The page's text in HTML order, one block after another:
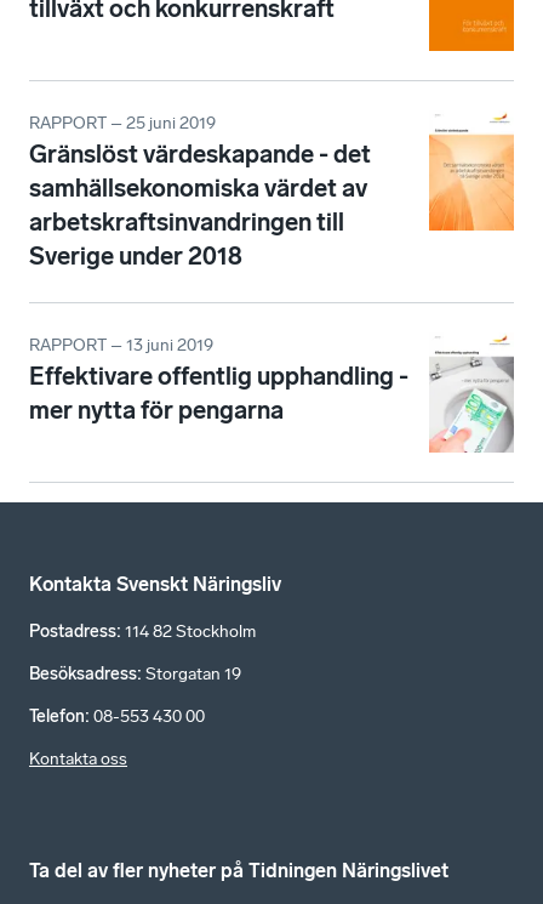
tillväxt och konkurrenskraft
RAPPORT – 25 juni 2019
Gränslöst värdeskapande - det
samhällsekonomiska värdet av
arbetskraftsinvandringen till
Sverige under 2018
RAPPORT – 13 juni 2019
Effektivare offentlig upphandling -
mer nytta för pengarna
Kontakta Svenskt Näringsliv
Postadress: 114 82 Stockholm
Besöksadress: Storgatan 19
Telefon: 08-553 430 00
Kontakta oss
Ta del av fler nyheter på Tidningen Näringslivet